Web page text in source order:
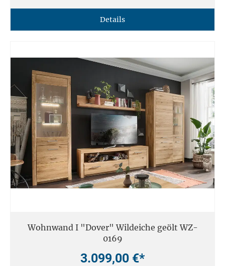
Details
Wohnwand I "Dover" Wildeiche geölt WZ-
0169
3.099,00 €*